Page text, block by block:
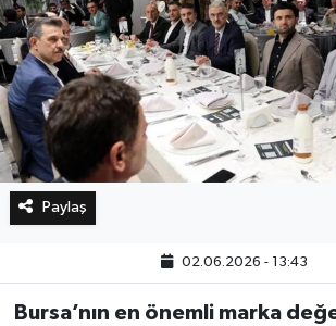
Paylaş
02.06.2026 - 13:43
Bursa’nın en önemli marka